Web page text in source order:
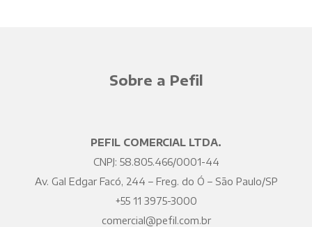
Sobre a Pefil
PEFIL COMERCIAL LTDA.
CNPJ: 58.805.466/0001-44
Av. Gal Edgar Facó, 244 – Freg. do Ó – São Paulo/SP
+55 11 3975-3000
comercial@pefil.com.br